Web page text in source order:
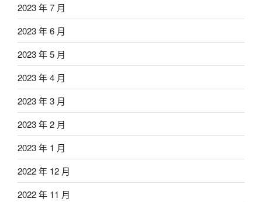
2023 年 7 月
2023 年 6 月
2023 年 5 月
2023 年 4 月
2023 年 3 月
2023 年 2 月
2023 年 1 月
2022 年 12 月
2022 年 11 月